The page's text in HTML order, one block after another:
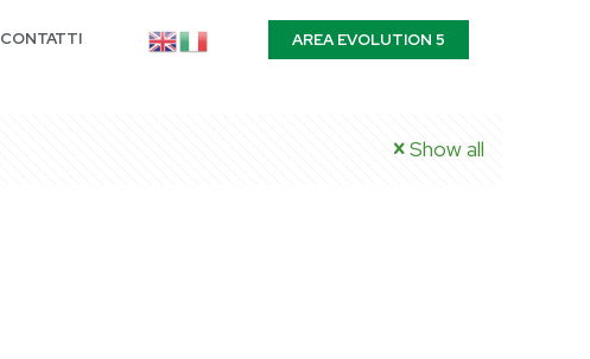
CONTATTI AREA EVOLUTION 5
Show all